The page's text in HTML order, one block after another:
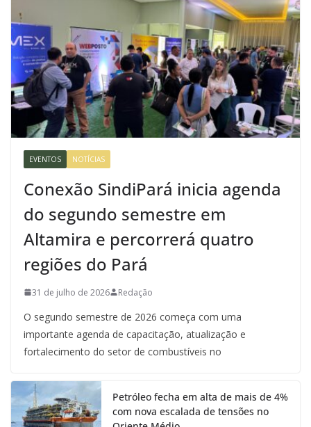
EVENTOS NOTÍCIAS
Conexão SindiPará inicia agenda
do segundo semestre em
Altamira e percorrerá quatro
regiões do Pará
31 de julho de 2026 Redação
O segundo semestre de 2026 começa com uma
importante agenda de capacitação, atualização e
fortalecimento do setor de combustíveis no
Petróleo fecha em alta de mais de 4%
com nova escalada de tensões no